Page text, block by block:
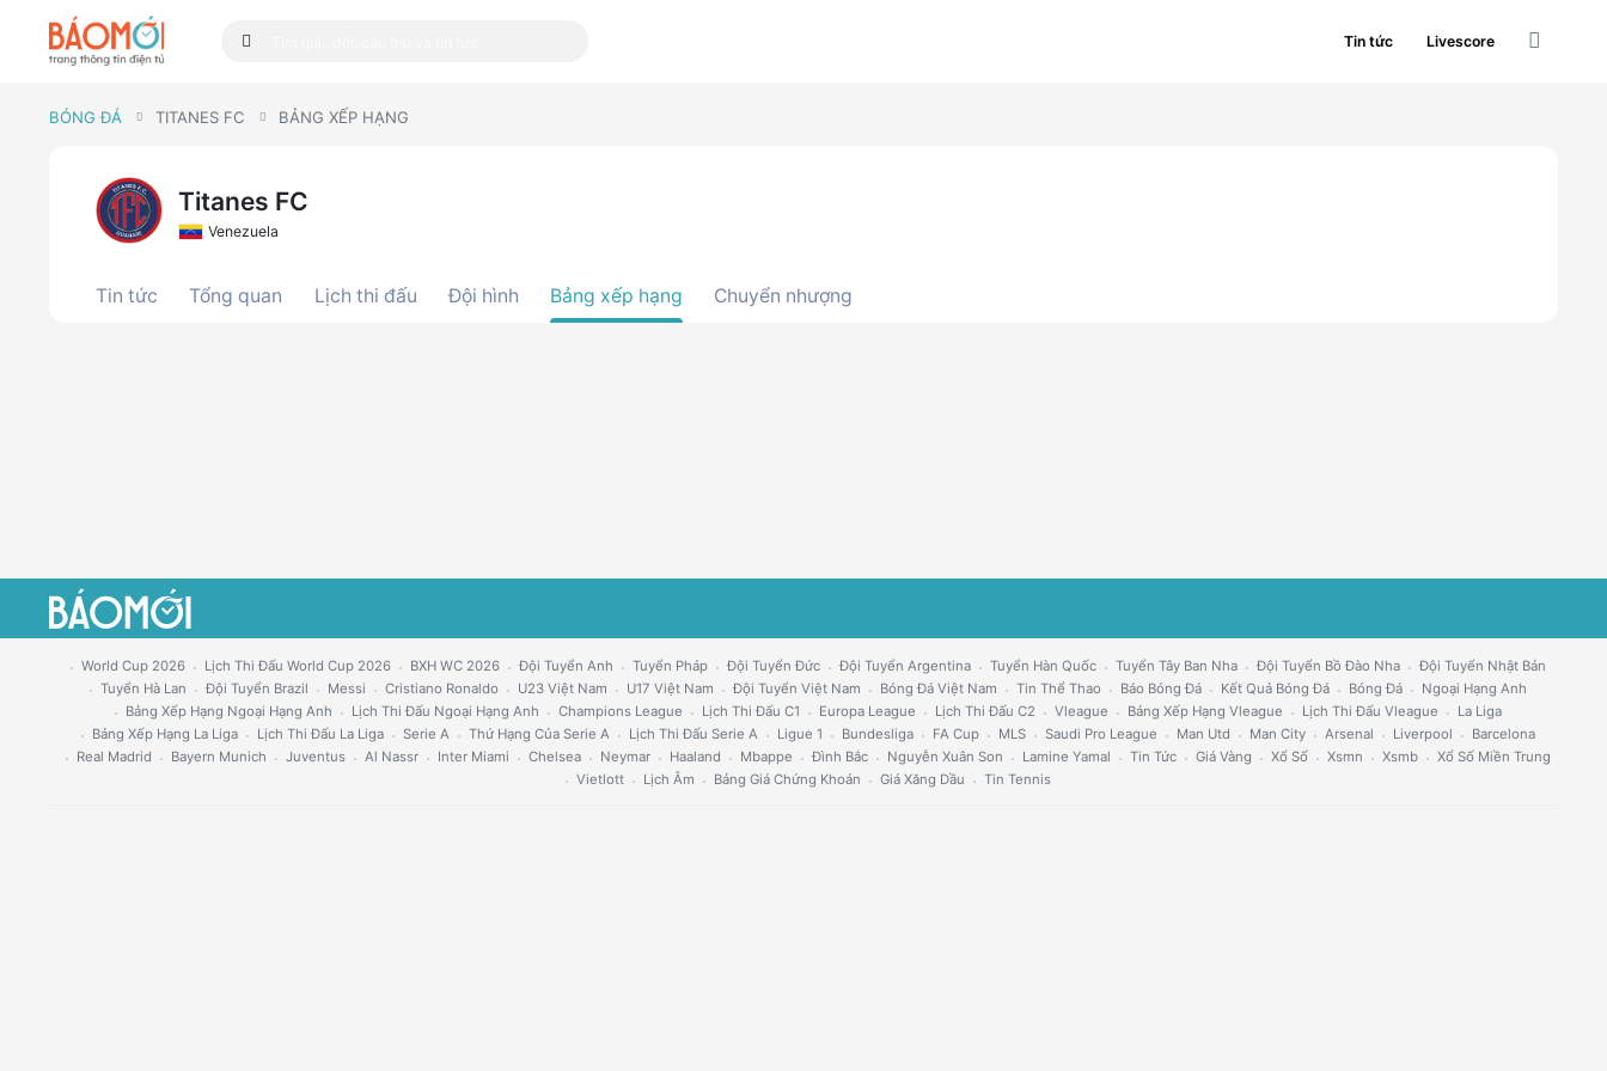
Tin tức Livescore
BÓNG ĐÁ TITANES FC BẢNG XẾP HẠNG
Titanes FC
Venezuela
Tin tức Tổng quan Lịch thi đấu Đội hình Bảng xếp hạng Chuyển nhượng
World Cup 2026 Lịch Thi Đấu World Cup 2026 BXH WC 2026 Đội Tuyển Anh Tuyển Pháp Đội Tuyển Đức Đội Tuyển Argentina Tuyển Hàn Quốc Tuyển Tây Ban Nha Đội Tuyển Bồ Đào Nha
Đội Tuyển Nhật Bản
Tuyển Hà Lan
Đội Tuyển Brazil Messi Cristiano Ronaldo U23 Việt Nam U17 Việt Nam Đội Tuyển Việt Nam Bóng Đá Việt Nam Tin Thể Thao Báo Bóng Đá Kết Quả Bóng Đá Bóng Đá
Ngoại Hạng Anh
Bảng Xếp Hạng Ngoại Hạng Anh
Lịch Thi Đấu Ngoại Hạng Anh Champions League Lịch Thi Đấu C1 Europa League Lịch Thi Đấu C2 Vleague Bảng Xếp Hạng Vleague Lịch Thi Đấu Vleague
La Liga
Bảng Xếp Hạng La Liga
Lịch Thi Đấu La Liga Serie A Thứ Hạng Của Serie A Lịch Thi Đấu Serie A Ligue 1 Bundesliga FA Cup MLS Saudi Pro League Man Utd Man City Arsenal Liverpool
Barcelona
Real Madrid
Bayern Munich Juventus Al Nassr Inter Miami Chelsea Neymar Haaland Mbappe Đình Bắc Nguyễn Xuân Son Lamine Yamal Tin Tức Giá Vàng Xổ Số Xsmn Xsmb
Xổ Số Miền Trung
Vietlott
Lịch Âm Bảng Giá Chứng Khoán Giá Xăng Dầu Tin Tennis